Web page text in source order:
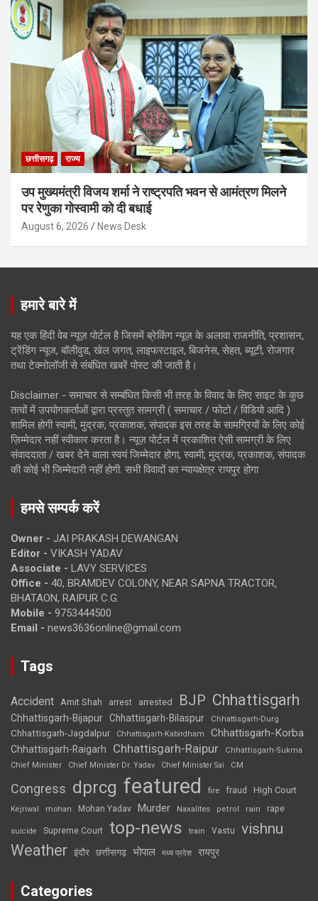
छत्तीसगढ़ राज्य
उप मुख्यमंत्री विजय शर्मा ने राष्ट्रपति भवन से आमंत्रण मिलने
पर रेणुका गोस्वामी को दी बधाई
August 6, 2026 News Desk
हमारे बारे में
यह एक हिंदी वेब न्यूज़ पोर्टल है जिसमें ब्रेकिंग न्यूज़ के अलावा राजनीति, प्रशासन,
ट्रेंडिंग न्यूज, बॉलीवुड, खेल जगत, लाइफस्टाइल, बिजनेस, सेहत, ब्यूटी, रोजगार
तथा टेक्नोलॉजी से संबंधित खबरें पोस्ट की जाती है।
Disclaimer - समाचार से सम्बंधित किसी भी तरह के विवाद के लिए साइट के कुछ
तत्वों में उपयोगकर्ताओं द्वारा प्रस्तुत सामग्री ( समाचार / फोटो / विडियो आदि )
शामिल होगी स्वामी, मुद्रक, प्रकाशक, संपादक इस तरह के सामग्रियों के लिए कोई
ज़िम्मेदार नहीं स्वीकार करता है। न्यूज़ पोर्टल में प्रकाशित ऐसी सामग्री के लिए
संवाददाता / खबर देने वाला स्वयं जिम्मेदार होगा, स्वामी, मुद्रक, प्रकाशक, संपादक
की कोई भी जिम्मेदारी नहीं होगी. सभी विवादों का न्यायक्षेत्र रायपुर होगा
हमसे सम्पर्क करें
Owner - JAI PRAKASH DEWANGAN
Editor - VIKASH YADAV
Associate - LAVY SERVICES
Office - 40, BRAMDEV COLONY, NEAR SAPNA TRACTOR,
BHATAON, RAIPUR C.G.
Mobile - 9753444500
Email - news3636online@gmail.com
Tags
Accident Amit Shah arrest arrested BJP Chhattisgarh
Chhattisgarh-Bijapur Chhattisgarh-Bilaspur Chhattisgarh-Durg
Chhattisgarh-Jagdalpur Chhattisgarh-Kabirdham Chhattisgarh-Korba
Chhattisgarh-Raigarh Chhattisgarh-Raipur
Chhattisgarh-Sukma
Chief Minister
Chief Minister Dr. Yadav Chief Minister Sai CM
Congress dprcg featured fire fraud High Court
Kejriwal mohan Mohan Yadav Murder Naxalites petrol rain rape
suicide Supreme Court top-news train Vastu vishnu
Weather इंदौर छत्तीसगढ़ भोपाल मध्य प्रदेश रायपुर
Categories